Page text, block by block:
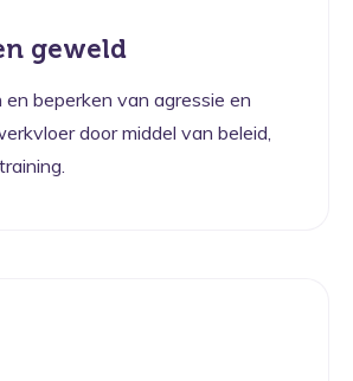
geweld
beperken van agressie en
door middel van beleid,